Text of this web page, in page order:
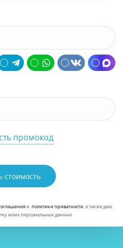
промокод
стоимость
и политики приватности, а также даю
моих персональных данных